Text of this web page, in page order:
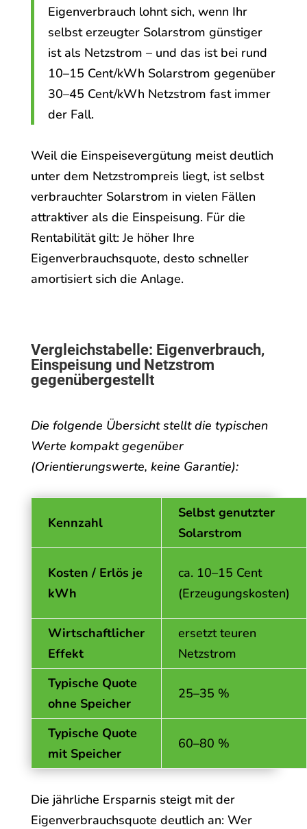
Eigenverbrauch lohnt sich, wenn Ihr
selbst erzeugter Solarstrom günstiger
ist als Netzstrom – und das ist bei rund
10–15 Cent/kWh Solarstrom gegenüber
30–45 Cent/kWh Netzstrom fast immer
der Fall.
Weil die Einspeisevergütung meist deutlich
unter dem Netzstrompreis liegt, ist selbst
verbrauchter Solarstrom in vielen Fällen
attraktiver als die Einspeisung. Für die
Rentabilität gilt: Je höher Ihre
Eigenverbrauchsquote, desto schneller
amortisiert sich die Anlage.
Vergleichstabelle: Eigenverbrauch,
Einspeisung und Netzstrom
gegenübergestellt
Die folgende Übersicht stellt die typischen
Werte kompakt gegenüber
(Orientierungswerte, keine Garantie):
Kennzahl
Selbst genutzter
Solarstrom
Kosten / Erlös je
kWh
ca. 10–15 Cent
(Erzeugungskosten)
Wirtschaftlicher
Effekt
ersetzt teuren
Netzstrom
Typische Quote
ohne Speicher
25–35 %
Typische Quote
mit Speicher
60–80 %
Die jährliche Ersparnis steigt mit der
Eigenverbrauchsquote deutlich an: Wer